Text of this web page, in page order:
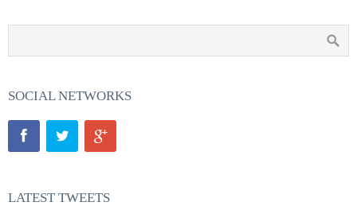
SOCIAL NETWORKS
LATEST TWEETS